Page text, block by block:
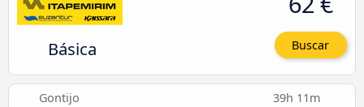
Básica Buscar
Gontijo 39h 11m